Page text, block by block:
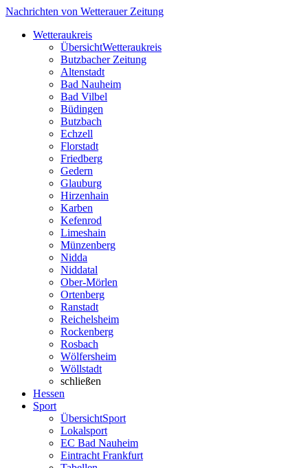
Nachrichten von Wetterauer Zeitung
Wetteraukreis
ÜbersichtWetteraukreis
Butzbacher Zeitung
Altenstadt
Bad Nauheim
Bad Vilbel
Büdingen
Butzbach
Echzell
Florstadt
Friedberg
Gedern
Glauburg
Hirzenhain
Karben
Kefenrod
Limeshain
Münzenberg
Nidda
Niddatal
Ober-Mörlen
Ortenberg
Ranstadt
Reichelsheim
Rockenberg
Rosbach
Wölfersheim
Wöllstadt
schließen
Hessen
Sport
ÜbersichtSport
Lokalsport
EC Bad Nauheim
Eintracht Frankfurt